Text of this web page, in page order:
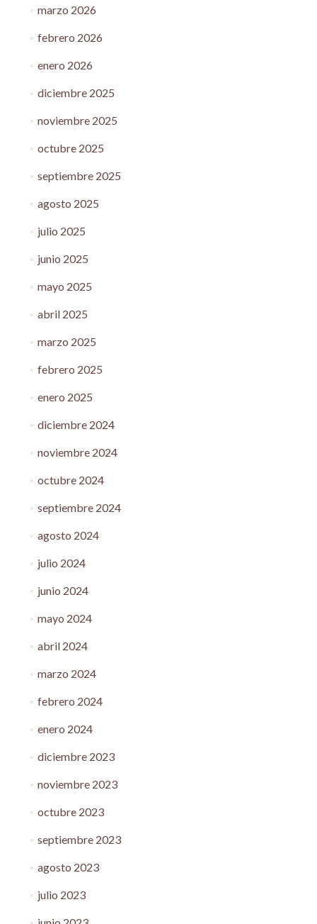
marzo 2026
febrero 2026
enero 2026
diciembre 2025
noviembre 2025
octubre 2025
septiembre 2025
agosto 2025
julio 2025
junio 2025
mayo 2025
abril 2025
marzo 2025
febrero 2025
enero 2025
diciembre 2024
noviembre 2024
octubre 2024
septiembre 2024
agosto 2024
julio 2024
junio 2024
mayo 2024
abril 2024
marzo 2024
febrero 2024
enero 2024
diciembre 2023
noviembre 2023
octubre 2023
septiembre 2023
agosto 2023
julio 2023